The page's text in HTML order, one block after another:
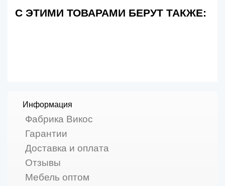
С ЭТИМИ ТОВАРАМИ БЕРУТ ТАКЖЕ:
Информация
Фабрика Викос
Гарантии
Доставка и оплата
Отзывы
Мебель оптом